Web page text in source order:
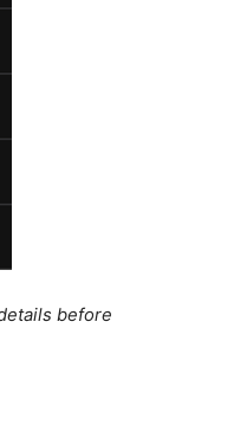
before